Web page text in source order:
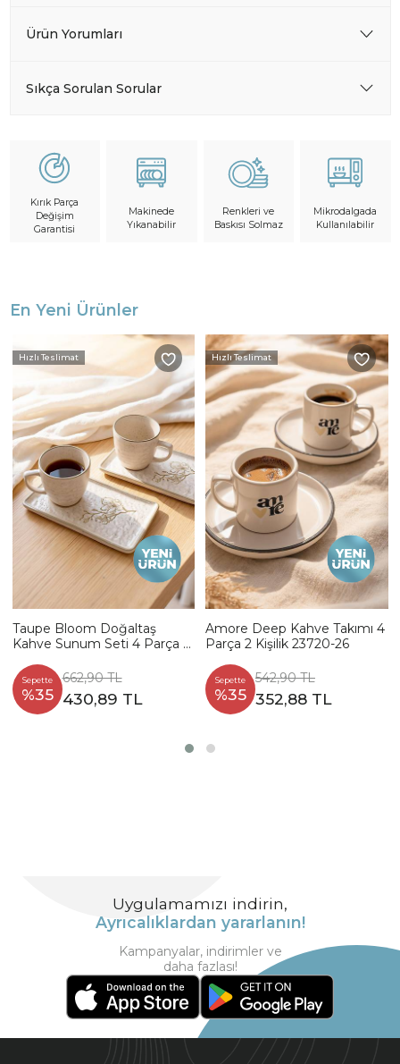
Ürün Yorumları
Sıkça Sorulan Sorular
Kırık Parça
Değişim
Garantisi
Makinede
Yıkanabilir
Renkleri ve
Baskısı Solmaz
Mikrodalgada
Kullanılabilir
En Yeni Ürünler
Hızlı Teslimat
Taupe Bloom Doğaltaş
Kahve Sunum Seti 4 Parça 2
Sepette
%35
662,90 TL
430,89 TL
Hızlı Teslimat
Amore Deep Kahve Takımı 4
Parça 2 Kişilik 23720-26
Sepette
%35
542,90 TL
352,88 TL
Uygulamamızı indirin,
Ayrıcalıklardan yararlanın!
Kampanyalar, indirimler ve
daha fazlası!